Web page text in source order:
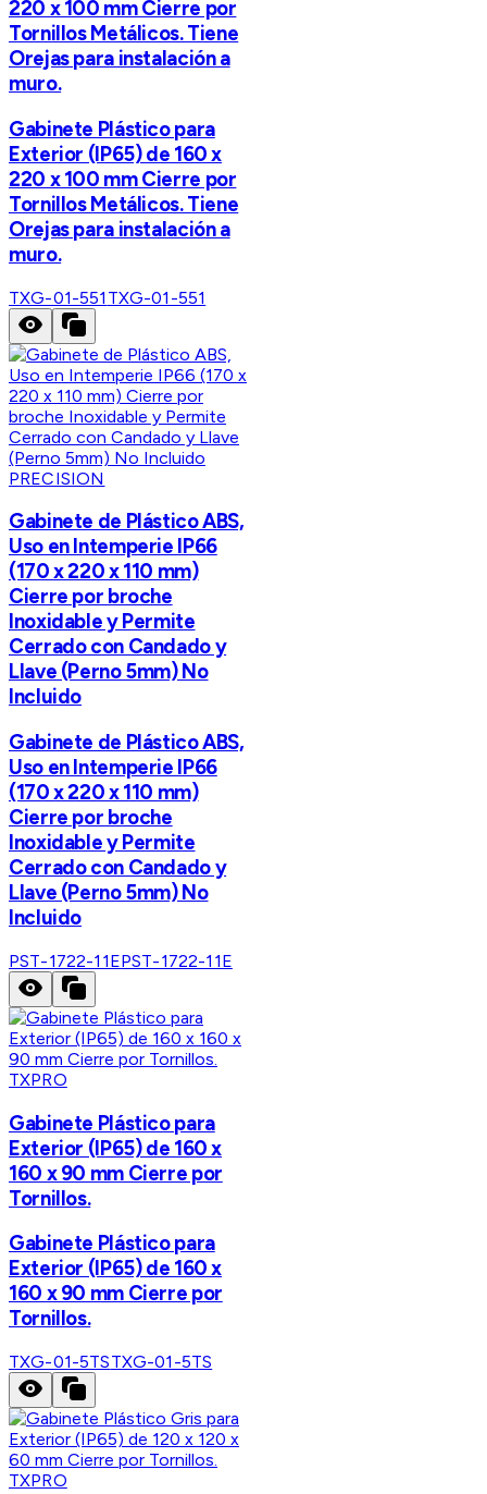
220 x 100 mm Cierre por
Tornillos Metálicos. Tiene
Orejas para instalación a
muro.
Gabinete Plástico para
Exterior (IP65) de 160 x
220 x 100 mm Cierre por
Tornillos Metálicos. Tiene
Orejas para instalación a
muro.
TXG-01-551 TXG-01-551
PRECISION
Gabinete de Plástico ABS,
Uso en Intemperie IP66
(170 x 220 x 110 mm)
Cierre por broche
Inoxidable y Permite
Cerrado con Candado y
Llave (Perno 5mm) No
Incluido
Gabinete de Plástico ABS,
Uso en Intemperie IP66
(170 x 220 x 110 mm)
Cierre por broche
Inoxidable y Permite
Cerrado con Candado y
Llave (Perno 5mm) No
Incluido
PST-1722-11EPST-1722-11E
TXPRO
Gabinete Plástico para
Exterior (IP65) de 160 x
160 x 90 mm Cierre por
Tornillos.
Gabinete Plástico para
Exterior (IP65) de 160 x
160 x 90 mm Cierre por
Tornillos.
TXG-01-5TSTXG-01-5TS
TXPRO